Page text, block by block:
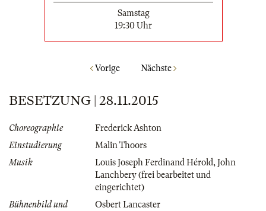
Samstag
19:30 Uhr
Vorige Nächste
BESETZUNG | 28.11.2015
Choreographie
Frederick Ashton
Einstudierung
Malin Thoors
Musik
Louis Joseph Ferdinand Hérold, John
Lanchbery (frei bearbeitet und
eingerichtet)
Bühnenbild und
Osbert Lancaster